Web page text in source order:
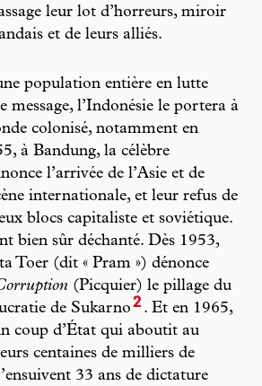
leur lot d’horreurs, miroir
et de leurs alliés.
population entière en lutte
message, l’Indonésie le portera à
colonisé, notamment en
à Bandung, la célèbre
l’arrivée de l’Asie et de
internationale, et leur refus de
blocs capitaliste et soviétique.
bien sûr déchanté. Dès 1953,
Toer (dit « Pram ») dénonce
(Picquier) le pillage du
de Sukarno2 . Et en 1965,
coup d’État qui aboutit au
centaines de milliers de
33 ans de dictature